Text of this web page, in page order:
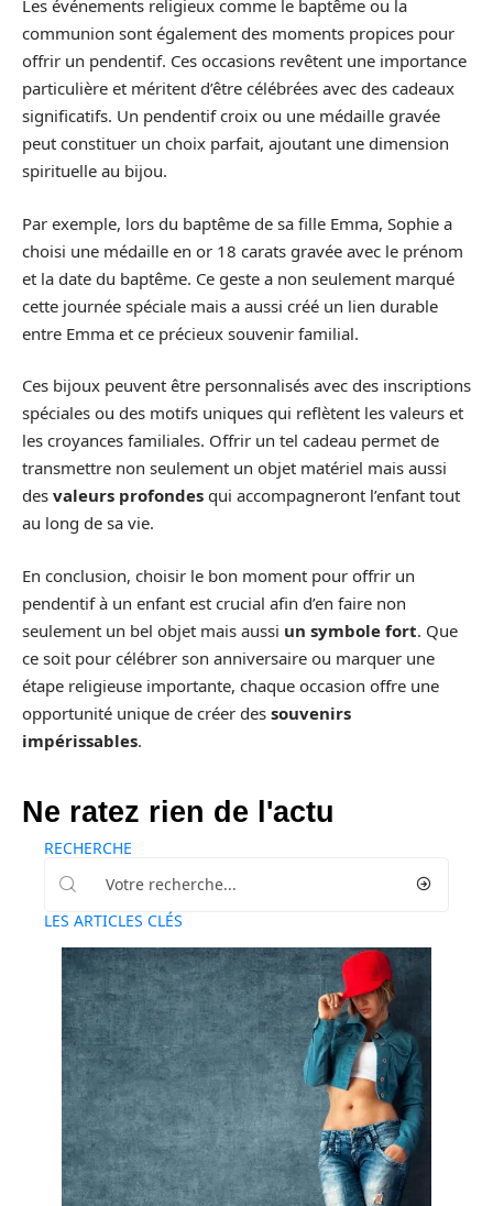
Les événements religieux comme le baptême ou la
communion sont également des moments propices pour
offrir un pendentif. Ces occasions revêtent une importance
particulière et méritent d’être célébrées avec des cadeaux
significatifs. Un pendentif croix ou une médaille gravée
peut constituer un choix parfait, ajoutant une dimension
spirituelle au bijou.
Par exemple, lors du baptême de sa fille Emma, Sophie a
choisi une médaille en or 18 carats gravée avec le prénom
et la date du baptême. Ce geste a non seulement marqué
cette journée spéciale mais a aussi créé un lien durable
entre Emma et ce précieux souvenir familial.
Ces bijoux peuvent être personnalisés avec des inscriptions
spéciales ou des motifs uniques qui reflètent les valeurs et
les croyances familiales. Offrir un tel cadeau permet de
transmettre non seulement un objet matériel mais aussi
des valeurs profondes qui accompagneront l’enfant tout
au long de sa vie.
En conclusion, choisir le bon moment pour offrir un
pendentif à un enfant est crucial afin d’en faire non
seulement un bel objet mais aussi un symbole fort. Que
ce soit pour célébrer son anniversaire ou marquer une
étape religieuse importante, chaque occasion offre une
opportunité unique de créer des souvenirs
impérissables.
Ne ratez rien de l'actu
RECHERCHE
LES ARTICLES CLÉS